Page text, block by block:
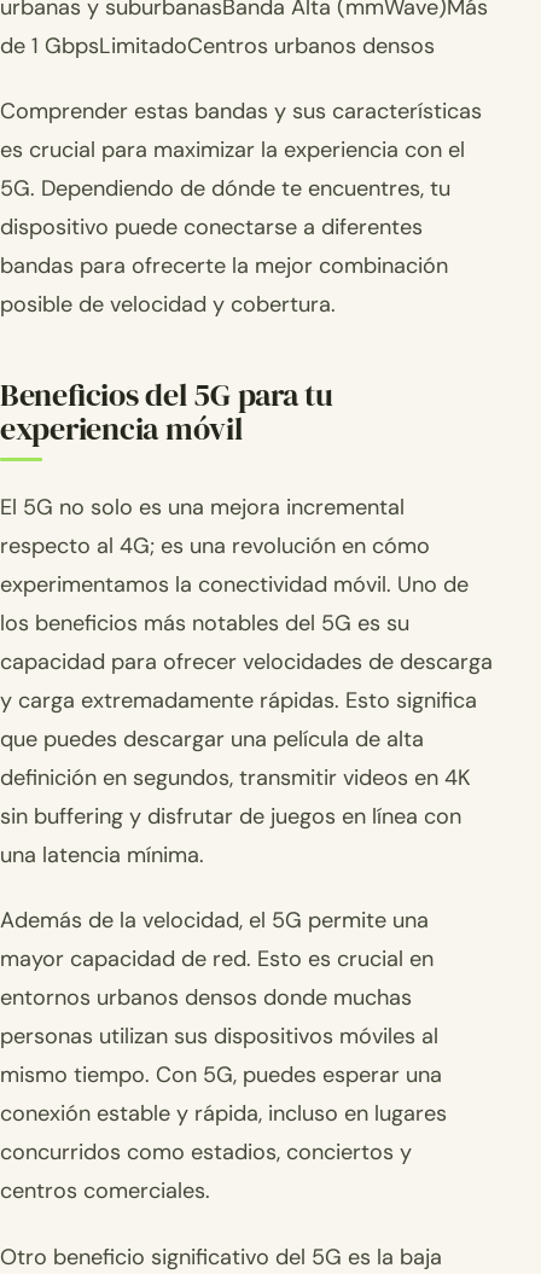
urbanas y suburbanasBanda Alta (mmWave)Más
de 1 GbpsLimitadoCentros urbanos densos
Comprender estas bandas y sus características
es crucial para maximizar la experiencia con el
5G. Dependiendo de dónde te encuentres, tu
dispositivo puede conectarse a diferentes
bandas para ofrecerte la mejor combinación
posible de velocidad y cobertura.
Beneficios del 5G para tu
experiencia móvil
El 5G no solo es una mejora incremental
respecto al 4G; es una revolución en cómo
experimentamos la conectividad móvil. Uno de
los beneficios más notables del 5G es su
capacidad para ofrecer velocidades de descarga
y carga extremadamente rápidas. Esto significa
que puedes descargar una película de alta
definición en segundos, transmitir videos en 4K
sin buffering y disfrutar de juegos en línea con
una latencia mínima.
Además de la velocidad, el 5G permite una
mayor capacidad de red. Esto es crucial en
entornos urbanos densos donde muchas
personas utilizan sus dispositivos móviles al
mismo tiempo. Con 5G, puedes esperar una
conexión estable y rápida, incluso en lugares
concurridos como estadios, conciertos y
centros comerciales.
Otro beneficio significativo del 5G es la baja